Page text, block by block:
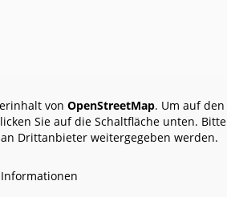
von OpenStreetMap. Um auf den
Sie auf die Schaltfläche unten. Bitte
Drittanbieter weitergegeben werden.